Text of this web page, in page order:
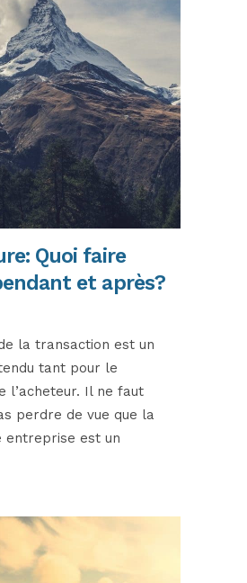
Quoi faire
et après?
la transaction est un
tant pour le
l’acheteur. Il ne faut
perdre de vue que la
entreprise est un